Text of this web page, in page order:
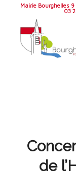
Mairie Bourghelles
03
de